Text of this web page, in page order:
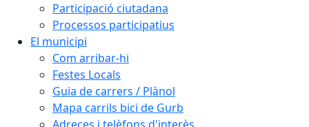
Participació ciutadana
Processos participatius
El municipi
Com arribar-hi
Festes Locals
Guia de carrers / Plànol
Mapa carrils bici de Gurb